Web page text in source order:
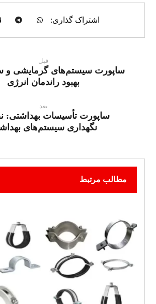
قبل
ساپورت سیستم‌های گرمایشی و
بهبود راندمان انرژی
بعد
ساپورت تأسیسات بهداشتی:
نگهداری سیستم‌های
مطالب مرتبط